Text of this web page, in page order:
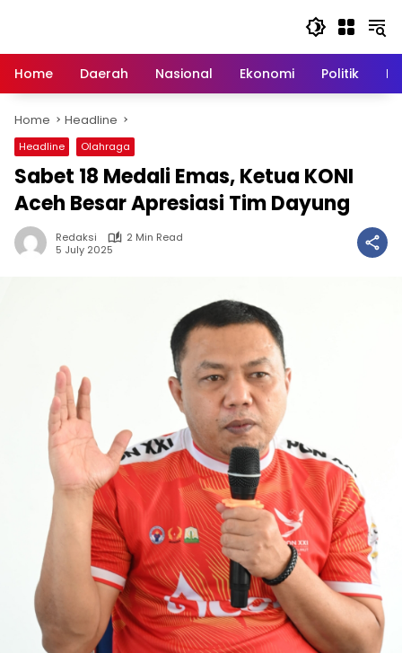
Home
Daerah Nasional Ekonomi Politik
Home Headline
Headline Olahraga
Sabet 18 Medali Emas, Ketua KONI
Aceh Besar Apresiasi Tim Dayung
Redaksi
2 Min Read
5 July 2025